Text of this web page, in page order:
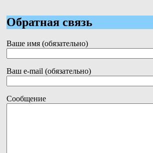
Обратная связь
Ваше имя (обязательно)
Ваш e-mail (обязательно)
Сообщение